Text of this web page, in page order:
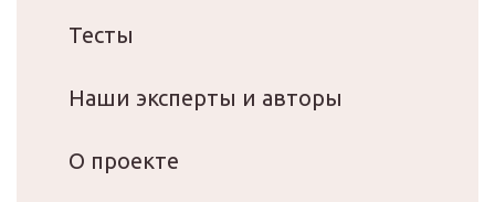
Тесты
Наши эксперты и авторы
О проекте